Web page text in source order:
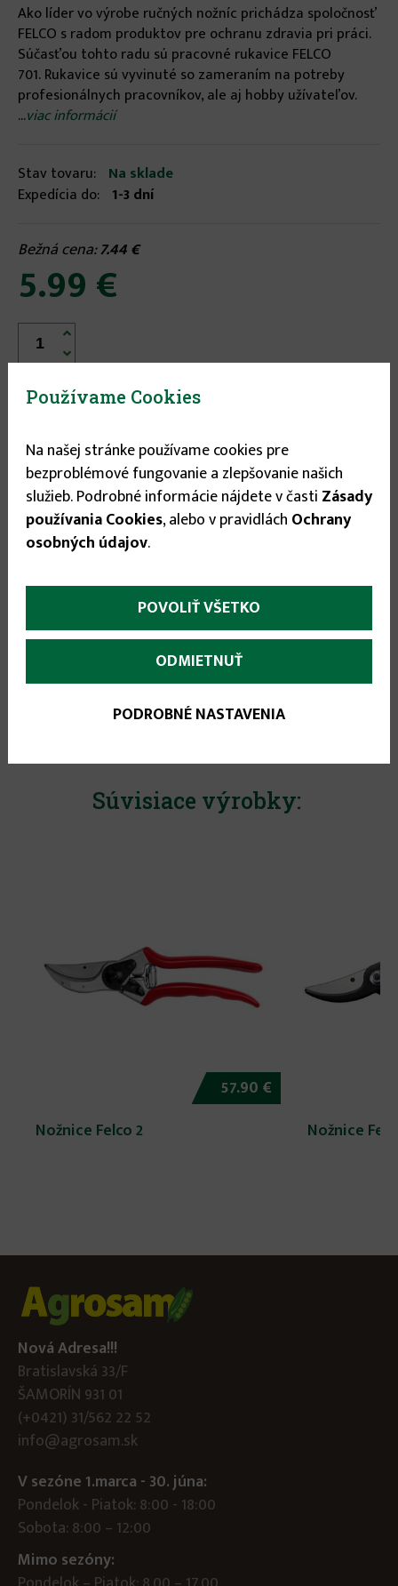
Ako líder vo výrobe ručných nožníc prichádza spoločnosť
FELCO s radom produktov pre ochranu zdravia pri práci.
Súčasťou tohto radu sú pracovné rukavice FELCO
701. Rukavice sú vyvinuté so zameraním na potreby
profesionálnych pracovníkov, ale aj hobby užívateľov.
...viac informácií
Stav tovaru: Na sklade
Expedícia do: 1-3 dní
5.99 €
Bežná cena:7.44 €


More
infos
Popis(aktívna
karta)
Parametre
Ako líder vo výrobe ručných nožníc prichádza
spoločnosť FELCO s radom produktov pre
ochranu zdravia pri práci. Súčasťou tohto radu
sú pracovné rukavice FELCO 701. Rukavice sú
vyvinuté so zameraním na potreby
profesionálnych pracovníkov, ale aj hobby
Súvisiace výrobky:
57.90 €
Nožnice Felco 2
Nožnice
Nová Adresa!!!
Bratislavská 33/F
ŠAMORÍN 931 01
(+0421) 31/562 22 52
info@agrosam.sk
V sezóne 1.marca - 30. júna:
Pondelok - Piatok: 8:00 - 18:00
Sobota: 8:00 – 12:00
Mimo sezóny:
Používame Cookies
Na našej stránke používame cookies pre
bezproblémové fungovanie a zlepšovanie našich
služieb. Podrobné informácie nájdete v časti Zásady
používania Cookies, alebo v pravidlách Ochrany
osobných údajov.
POVOLIŤ VŠETKO
ODMIETNUŤ
PODROBNÉ NASTAVENIA